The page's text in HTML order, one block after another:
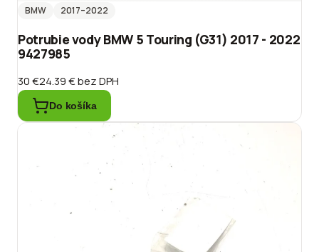
BMW
2017–2022
Potrubie vody BMW 5 Touring (G31) 2017 - 2022
9427985
30 €24.39 €bez DPH
Do košíka